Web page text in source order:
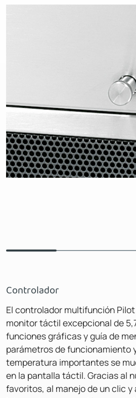
Controlador
El controlador multifunción
monitor táctil excepcional de
funciones gráficas y guía de
parámetros de funcionamiento
temperatura importantes se
en la pantalla táctil. Gracias al
favoritos, al manejo de un clic